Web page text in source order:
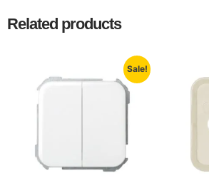
Related products
Sale!